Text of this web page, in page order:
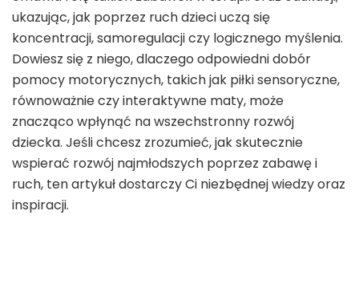
ukazując, jak poprzez ruch dzieci uczą się
koncentracji, samoregulacji czy logicznego myślenia.
Dowiesz się z niego, dlaczego odpowiedni dobór
pomocy motorycznych, takich jak piłki sensoryczne,
równoważnie czy interaktywne maty, może
znacząco wpłynąć na wszechstronny rozwój
dziecka. Jeśli chcesz zrozumieć, jak skutecznie
wspierać rozwój najmłodszych poprzez zabawę i
ruch, ten artykuł dostarczy Ci niezbędnej wiedzy oraz
inspiracji.